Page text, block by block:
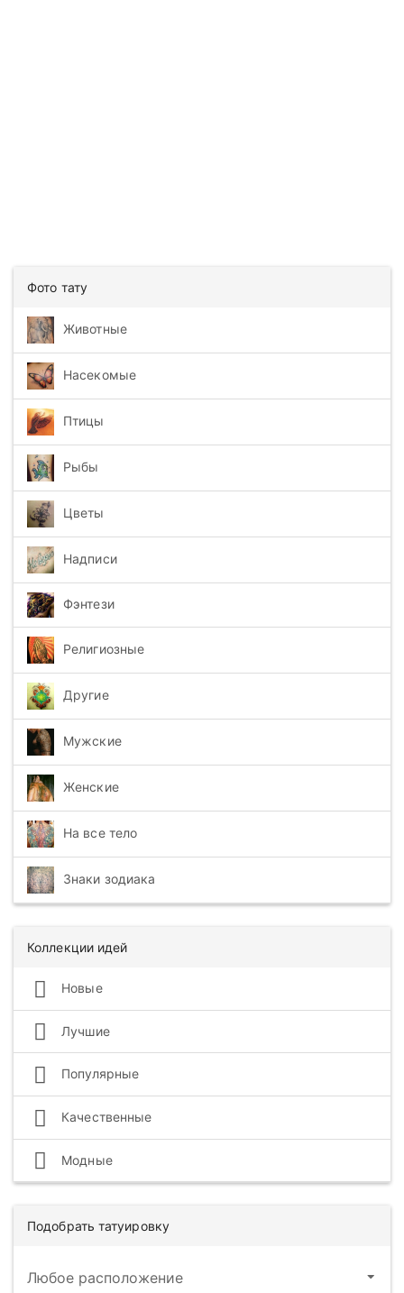
Фото тату
Животные
Насекомые
Птицы
Рыбы
Цветы
Надписи
Фэнтези
Религиозные
Другие
Мужские
Женские
На все тело
Знаки зодиака
Коллекции идей
Новые
Лучшие
Популярные
Качественные
Модные
Подобрать татуировку